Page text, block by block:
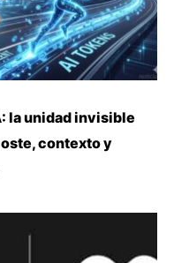
la unidad invisible
contexto y